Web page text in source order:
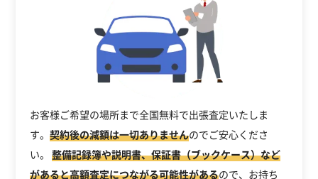
お客様ご希望の場所まで全国無料で出張査定いたしま
す。契約後の減額は一切ありませんのでご安心くださ
い。整備記録簿や説明書、保証書（ブックケース）など
があると高額査定につながる可能性があるので、お持ち